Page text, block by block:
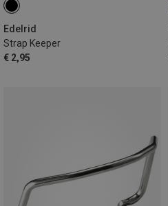
Edelrid
Strap Keeper
€ 2,95